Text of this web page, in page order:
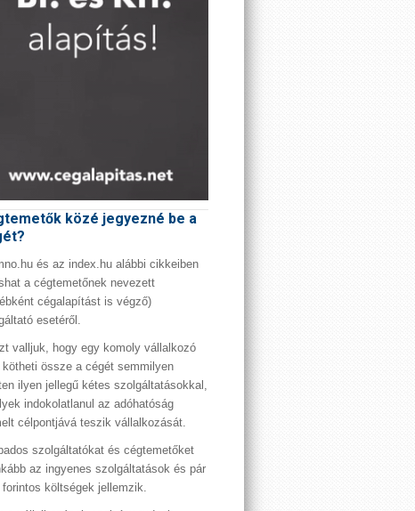
közé jegyezné be a
és az index.hu alábbi cikkeiben
a cégtemetőnek nevezett
cégalapítást is végző)
esetéről.
valljuk, hogy egy komoly vállalkozó
kötheti össze a cégét semmilyen
ilyen jellegű kétes szolgáltatásokkal,
indokolatlanul az adóhatóság
célpontjává teszik vállalkozását.
szolgáltatókat és cégtemetőket
az ingyenes szolgáltatások és pár
forintos költségek jellemzik.